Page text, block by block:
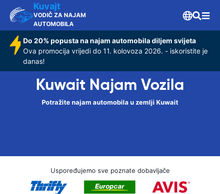
Kuvajt
VODIČ ZA NAJAM
AUTOMOBILA
Do 20% popusta na najam automobila diljem svijeta
Ova promocija vrijedi do 11. kolovoza 2026. - iskoristite je
danas!
Kuwait Najam Vozila
Potražite najam automobila u zemlji Kuwait
Uspoređujemo sve poznate dobavljače